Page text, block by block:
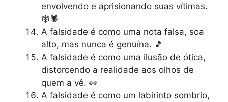
envolvendo e aprisionando suas vítimas.
🕸️🕷️
A falsidade é como uma nota falsa, soa
alto, mas nunca é genuína. 🎵
A falsidade é como uma ilusão de ótica,
distorcendo a realidade aos olhos de
quem a vê. 👀
A falsidade é como um labirinto sombrio,